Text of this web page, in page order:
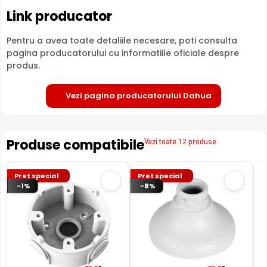
iluminator in infrarosu cu LED-uri IR.
Dahua Full Color
Camera HAC-HDW1200TLM-IL-A-0280B-S6 de la Dahua,
Link producator
Pentru a avea toate detaliile necesare, poti consulta
pagina producatorului cu informatiile oficiale despre
produs.
Vezi pagina producatorului Dahua
Produse compatibileVezi toate 12 produse
Pret special
-1%
Pret special
-8%